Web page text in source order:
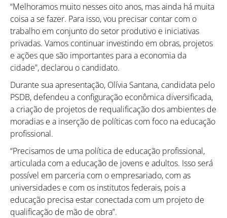
“Melhoramos muito nesses oito anos, mas ainda há muita
coisa a se fazer. Para isso, vou precisar contar com o
trabalho em conjunto do setor produtivo e iniciativas
privadas. Vamos continuar investindo em obras, projetos
e ações que são importantes para a economia da
cidade”, declarou o candidato.
Durante sua apresentação, Olívia Santana, candidata pelo
PSDB, defendeu a configuração econômica diversificada,
a criação de projetos de requalificação dos ambientes de
moradias e a inserção de políticas com foco na educação
profissional.
“Precisamos de uma política de educação profissional,
articulada com a educação de jovens e adultos. Isso será
possível em parceria com o empresariado, com as
universidades e com os institutos federais, pois a
educação precisa estar conectada com um projeto de
qualificação de mão de obra”.